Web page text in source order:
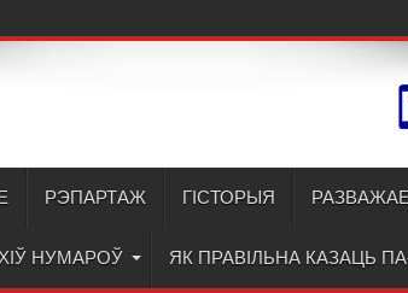
РЭПАРТАЖ ГІСТОРЫЯ
НУМАРОЎ ЯК ПРАВІЛЬНА КАЗАЦЬ